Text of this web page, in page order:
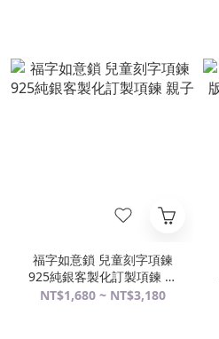
福字如意鎖 兒童刻字項鍊
925純銀客製化訂製項鍊 親
子
NT$1,680 ~ NT$3,180